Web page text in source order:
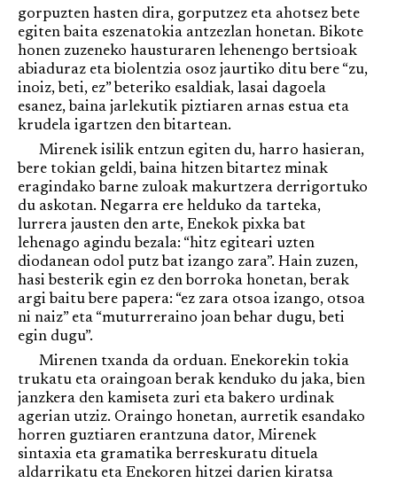
gorpuzten hasten dira, gorputzez eta ahotsez bete
egiten baita eszenatokia antzezlan honetan. Bikote
honen zuzeneko hausturaren lehenengo bertsioak
abiaduraz eta biolentzia osoz jaurtiko ditu bere “zu,
inoiz, beti, ez” beteriko esaldiak, lasai dagoela
esanez, baina jarlekutik piztiaren arnas estua eta
krudela igartzen den bitartean.
Mirenek isilik entzun egiten du, harro hasieran,
bere tokian geldi, baina hitzen bitartez minak
eragindako barne zuloak makurtzera derrigortuko
du askotan. Negarra ere helduko da tarteka,
lurrera jausten den arte, Enekok pixka bat
lehenago agindu bezala: “hitz egiteari uzten
diodanean odol putz bat izango zara”. Hain zuzen,
hasi besterik egin ez den borroka honetan, berak
argi baitu bere papera: “ez zara otsoa izango, otsoa
ni naiz” eta “muturreraino joan behar dugu, beti
egin dugu”.
Mirenen txanda da orduan. Enekorekin tokia
trukatu eta oraingoan berak kenduko du jaka, bien
janzkera den kamiseta zuri eta bakero urdinak
agerian utziz. Oraingo honetan, aurretik esandako
horren guztiaren erantzuna dator, Mirenek
sintaxia eta gramatika berreskuratu dituela
aldarrikatu eta Enekoren hitzei darien kiratsa